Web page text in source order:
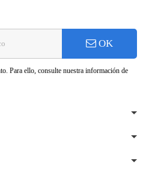
OK
Para ello, consulte nuestra información de